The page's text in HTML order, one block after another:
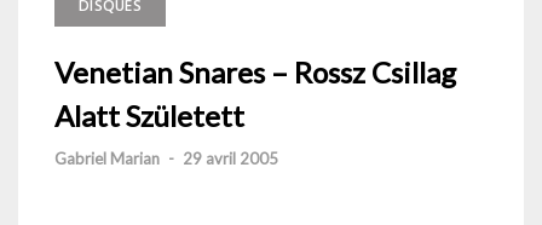
DISQUES
Venetian Snares – Rossz Csillag
Alatt Született
Gabriel Marian - 29 avril 2005